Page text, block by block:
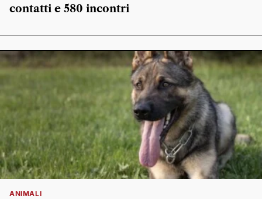
contatti e 580 incontri
ANIMALI